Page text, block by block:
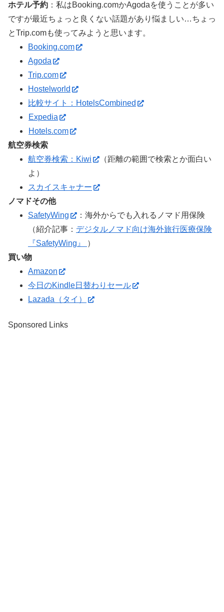
ホテル予約 ：私はBooking.comかAgodaを使うことが多い
ですが最近ちょっと良くない話題があり悩ましい…ちょっ
とTrip.comも使ってみようと思います。
Booking.com
Agoda
Trip.com
Hostelworld
比較サイト：HotelsCombined
Expedia
Hotels.com
航空券検索
航空券検索：Kiwi
（距離の範囲で検索とか面白い
よ）
スカイスキャナー
ノマドその他
SafetyWing
：海外からでも入れるノマド用保険
（紹介記事： デジタルノマド向け海外旅行医療保険
『SafetyWing』
）
買い物
Amazon
今日のKindle日替わりセール
Lazada（タイ）
Sponsored Links